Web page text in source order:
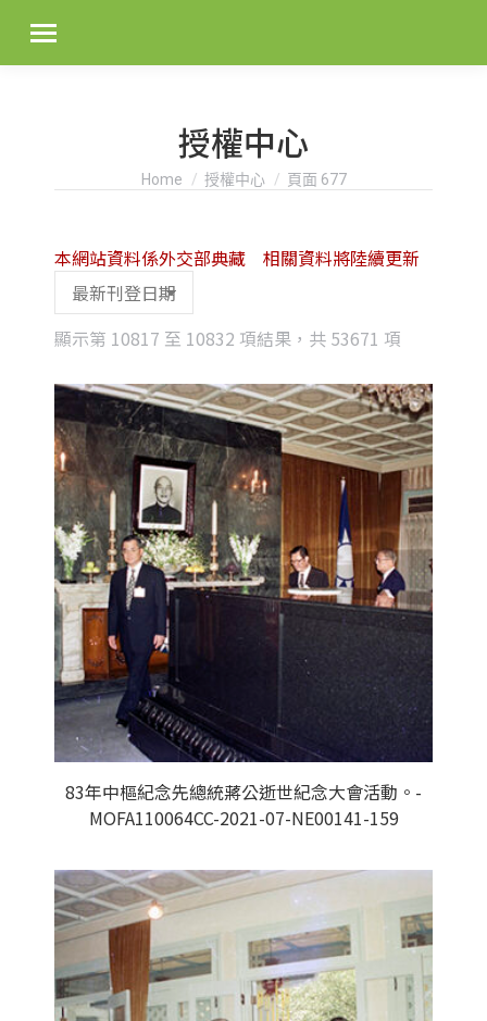
授權中心
You are here:
Home 授權中心 頁面 677
顯示第 10817 至 10832 項結果，共 53671 項
latest
本網站資料係外交部典藏 相關資料將陸續更新
83年中樞紀念先總統蔣公逝世紀念大會活動。-
MOFA110064CC-2021-07-NE00141-159